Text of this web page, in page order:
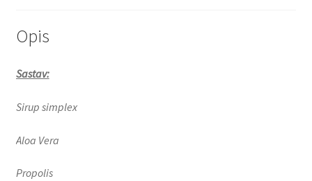
Opis
Sastav:
Sirup simplex
Aloa Vera
Propolis